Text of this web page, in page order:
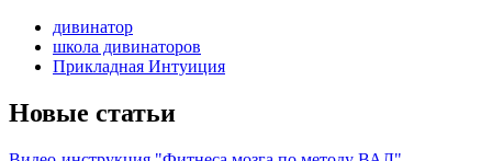
дивинатор
школа дивинаторов
Прикладная Интуиция
Новые статьи